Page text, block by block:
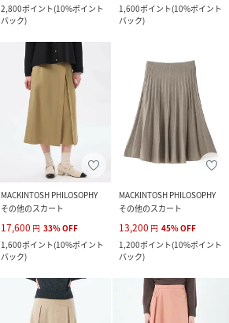
2,800ポイント(10%ポイント
バック)
1,600ポイント(10%ポイント
バック)
MACKINTOSH PHILOSOPHY
その他のスカート
17,600 円 33%OFF
1,600ポイント(10%ポイント
バック)
MACKINTOSH PHILOSOPHY
その他のスカート
13,200 円 45%OFF
1,200ポイント(10%ポイント
バック)